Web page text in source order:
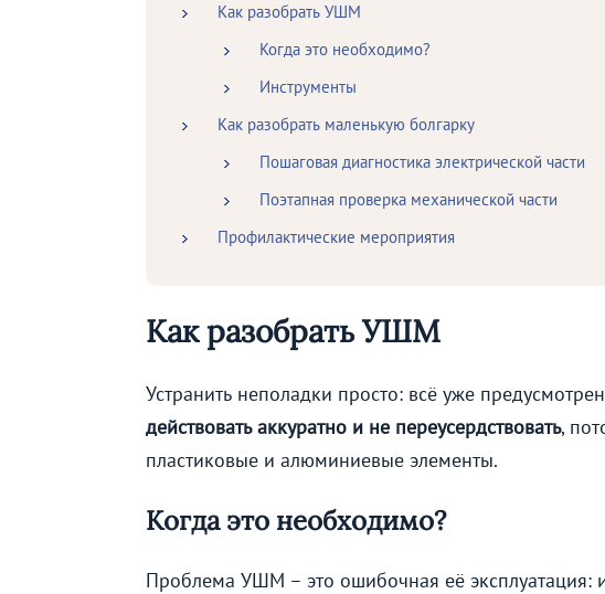
Как разобрать УШМ
Когда это необходимо?
Инструменты
Как разобрать маленькую болгарку
Пошаговая диагностика электрической части
Поэтапная проверка механической части
Профилактические мероприятия
Как разобрать УШМ
Устранить неполадки просто: всё уже
действовать аккуратно и не переусердствовать,
пластиковые и алюминиевые элементы.
Когда это необходимо?
Проблема УШМ – это ошибочная её эксплуатация: